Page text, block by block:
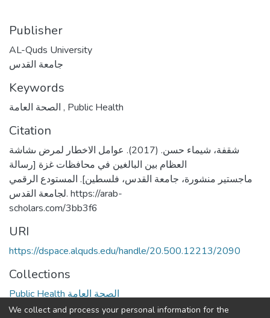
Publisher
AL-Quds University
جامعة القدس
Keywords
, Public Health
Citation
شقفة، شيماء حسن. (2017). عوامل الاخطار لمرض ىشاشة
العظام بين البالغين في محافظات غزة [رسالة
ماجستير منشورة، جامعة القدس، فلسطين]. المستودع الرقمي
لجامعة القدس. https://arab-
scholars.com/3bb3f6
URI
https://dspace.alquds.edu/handle/20.500.12213/2090
Collections
Public Health الصحة العامة
We collect and process your personal information for the